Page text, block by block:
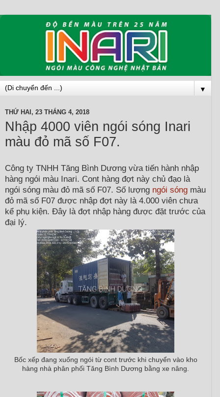
▼
THỨ HAI, 23 THÁNG 4, 2018
Nhập 4000 viên ngói sóng Inari
màu đỏ mã số F07.
Công ty TNHH Tăng Bình Dương vừa tiến hành nhập
hàng ngói màu Inari. Cont hàng đợt này chủ đạo là
ngói sóng màu đỏ mã số F07. Số lượng ngói sóng màu
đỏ mã số F07 được nhập đợt này là 4.000 viên chưa
kể phụ kiện. Đây là đợt nhập hàng được đặt trước của
đại lý.
Bốc xếp đang xuống ngói từ cont trước khi chuyển vào kho
hàng nhà phân phối Tăng Bình Dương bằng xe nâng.